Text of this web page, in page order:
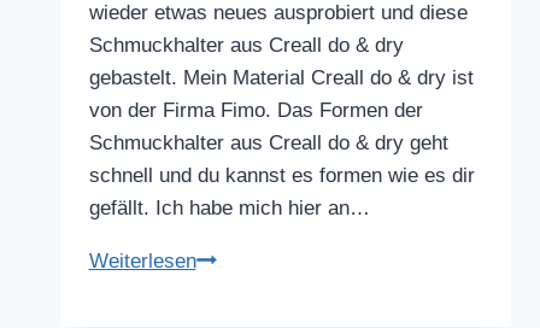
wieder etwas neues ausprobiert und diese
Schmuckhalter aus Creall do & dry
gebastelt. Mein Material Creall do & dry ist
von der Firma Fimo. Das Formen der
Schmuckhalter aus Creall do & dry geht
schnell und du kannst es formen wie es dir
gefällt. Ich habe mich hier an…
WeiterlesenSchmuckhalter